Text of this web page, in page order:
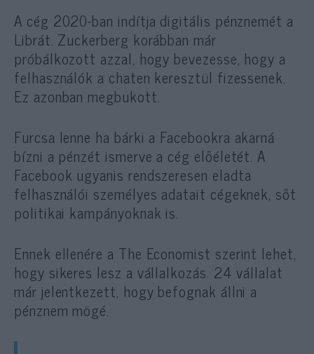
A cég 2020-ban indítja digitális pénznemét a
Librát. Zuckerberg korábban már
próbálkozott azzal, hogy bevezesse, hogy a
felhasználók a chaten keresztül fizessenek.
Ez azonban megbukott.
Furcsa lenne ha bárki a Facebookra akarná
bízni a pénzét ismerve a cég előéletét. A
Facebook ugyanis rendszeresen eladta
felhasználói személyes adatait cégeknek, sőt
politikai kampányoknak is.
Ennek ellenére a The Economist szerint lehet,
hogy sikeres lesz a vállalkozás. 24 vállalat
már jelentkezett, hogy befognak állni a
pénznem mögé.